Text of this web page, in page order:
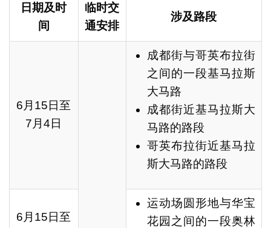
日期及时
间
临时交
通安排
涉及路段
6月15日至
7月4日
成都街与哥英布拉街
之间的一段基马拉斯
大马路
成都街近基马拉斯大
马路的路段
哥英布拉街近基马拉
斯大马路的路段
6月15日至
运动场圆形地与华宝
花园之间的一段奥林